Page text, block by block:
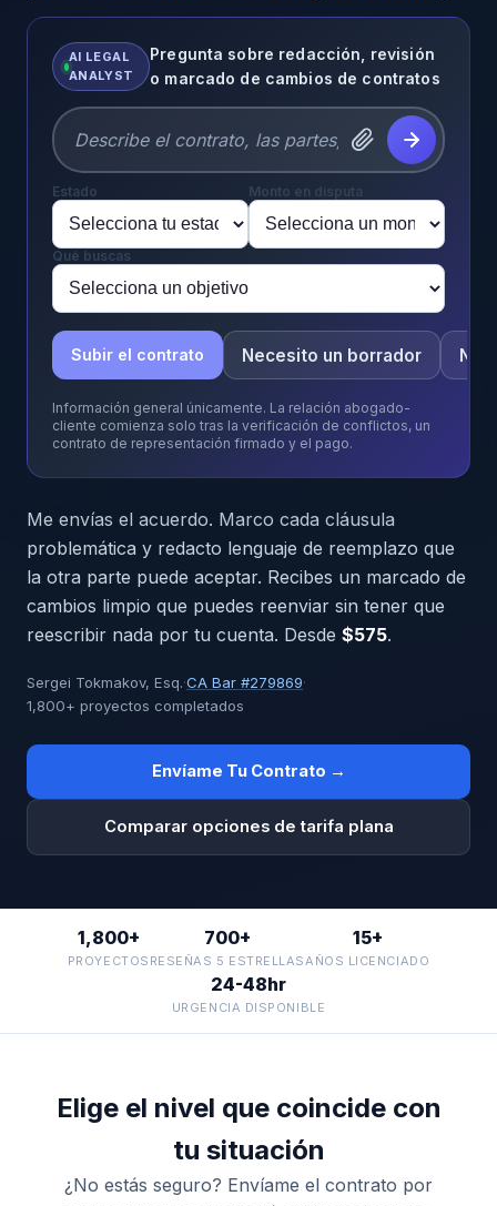
AI LEGAL
ANALYST
Pregunta sobre redacción, revisión
o marcado de cambios de contratos
Estado Monto en disputa
Qué buscas
Subir el contrato Necesito un borrador
Información general únicamente. La relación abogado-
cliente comienza solo tras la verificación de conflictos, un
contrato de representación firmado y el pago.
Me envías el acuerdo. Marco cada cláusula
problemática y redacto lenguaje de reemplazo que
la otra parte puede aceptar. Recibes un marcado de
cambios limpio que puedes reenviar sin tener que
reescribir nada por tu cuenta. Desde $575.
Sergei Tokmakov, Esq.·CA Bar #279869·
1,800+ proyectos completados
Envíame Tu Contrato →
Comparar opciones de tarifa plana
1,800+
PROYECTOS
700+
RESEÑAS 5 ESTRELLAS
15+
AÑOS LICENCIADO
24-48hr
URGENCIA DISPONIBLE
Elige el nivel que coincide con
tu situación
¿No estás seguro? Envíame el contrato por